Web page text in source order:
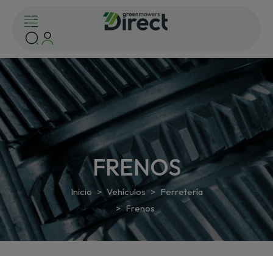
FRENOS
Inicio Vehículos
Ferretería
Frenos